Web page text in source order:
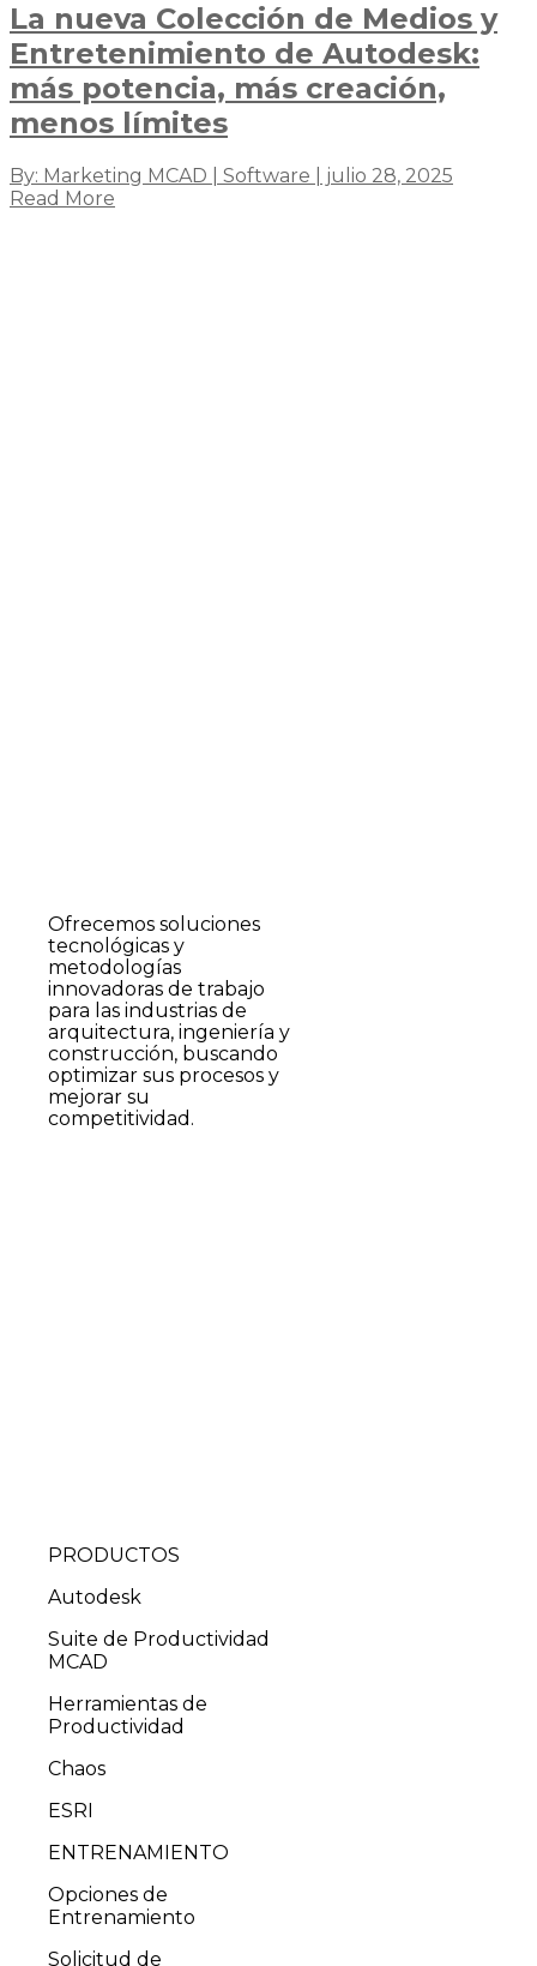
La nueva Colección de Medios y
Entretenimiento de Autodesk:
más potencia, más creación,
menos límites
By: Marketing MCAD | Software | julio 28, 2025
Read More
Ofrecemos soluciones
tecnológicas y
metodologías
innovadoras de trabajo
para las industrias de
arquitectura, ingeniería y
construcción, buscando
optimizar sus procesos y
mejorar su
competitividad.
PRODUCTOS
Autodesk
Suite de Productividad
MCAD
Herramientas de
Productividad
Chaos
ESRI
ENTRENAMIENTO
Opciones de
Entrenamiento
Solicitud de